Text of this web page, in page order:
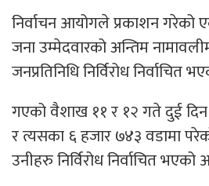
निर्वाचन आयोगले प्रकाशन
जना उम्मेदवारको अन्तिम
जनप्रतिनिधि निर्विरोध निर्वाचित
गएको वैशाख ११ र १२ गते दुई
र त्यसका ६ हजार ७४३ वडामा
उनीहरु निर्विरोध निर्वाचित